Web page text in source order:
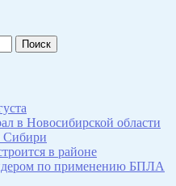
в Новосибирской области
Сибири
в районе
по применению БПЛА